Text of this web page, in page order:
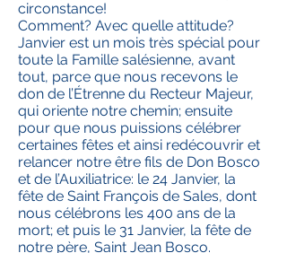
circonstance!
Comment? Avec quelle attitude?
Janvier est un mois très spécial pour
toute la Famille salésienne, avant
tout, parce que nous recevons le
don de l’Étrenne du Recteur Majeur,
qui oriente notre chemin; ensuite
pour que nous puissions célébrer
certaines fêtes et ainsi redécouvrir et
relancer notre être fils de Don Bosco
et de l’Auxiliatrice: le 24 Janvier, la
fête de Saint François de Sales, dont
nous célébrons les 400 ans de la
mort; et puis le 31 Janvier, la fête de
notre père, Saint Jean Bosco.